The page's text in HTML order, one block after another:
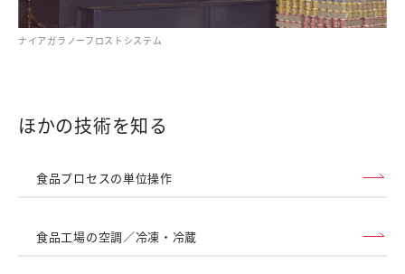
ナイアガラノーフロストシステム
ほかの技術を知る
食品プロセスの単位操作
食品工場の空調／冷凍・冷蔵